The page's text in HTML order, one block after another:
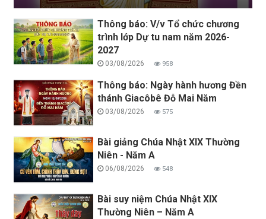
Thông báo: V/v Tổ chức chương
trình lớp Dự tu nam năm 2026-
2027
03/08/2026 958
Thông báo: Ngày hành hương Đền
thánh Giacôbê Đỗ Mai Năm
03/08/2026 575
Bài giảng Chúa Nhật XIX Thường
Niên - Năm A
06/08/2026 548
Bài suy niệm Chúa Nhật XIX
Thường Niên – Năm A